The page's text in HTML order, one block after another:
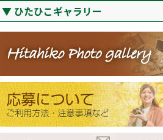
ひたひこギャラリー